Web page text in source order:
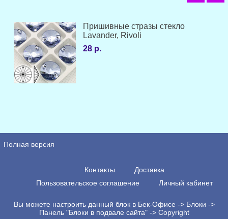
Пришивные стразы стекло
Lavander, Rivoli
28 р.
Полная версия
Контакты
Доставка
Пользовательское соглашение
Личный кабинет
Вы можете настроить данный блок в Бек-Офисе -> Блоки ->
Панель "Блоки в подвале сайта" -> Copyright